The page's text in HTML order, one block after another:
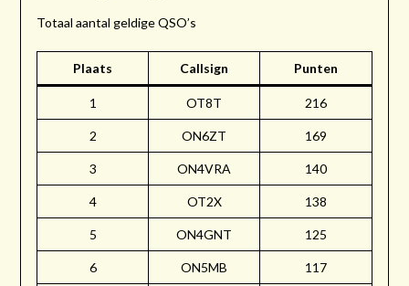
Totaal aantal geldige QSO’s
Plaats Callsign Punten
1 OT8T 216
2 ON6ZT 169
3 ON4VRA 140
4 OT2X 138
5 ON4GNT 125
6 ON5MB 117